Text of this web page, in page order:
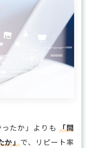
たか」よりも 「問
か」で、リピート率